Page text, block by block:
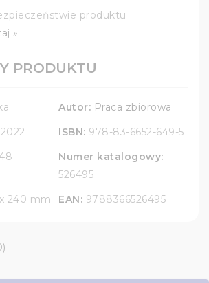
produktu
»
PRODUKTU
Autor: Praca zbiorowa
2022 ISBN: 978-83-6652-649-5
Numer katalogowy:
526495
240 mm EAN: 9788366526495